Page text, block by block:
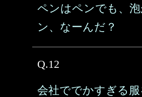
ペンはペンでも、
ン、なーんだ？
Q.12
会社ででかすぎる